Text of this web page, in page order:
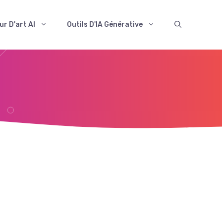
D'art AI Outils D'IA Générative